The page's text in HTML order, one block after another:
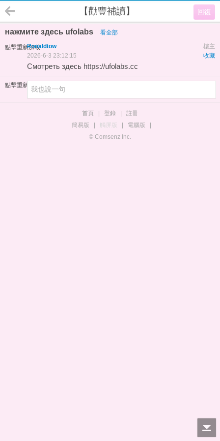
回復
【勸豐補讀】
нажмите здесь ufolabs 看全部
點擊重新加載 樓主
Ronaldtow
收藏
2026-6-3 23:12:15
Смотреть здесь https://ufolabs.cc
點擊重新加載
首頁 登錄
註冊
簡易版
觸屏版 電腦版
© Comsenz Inc.